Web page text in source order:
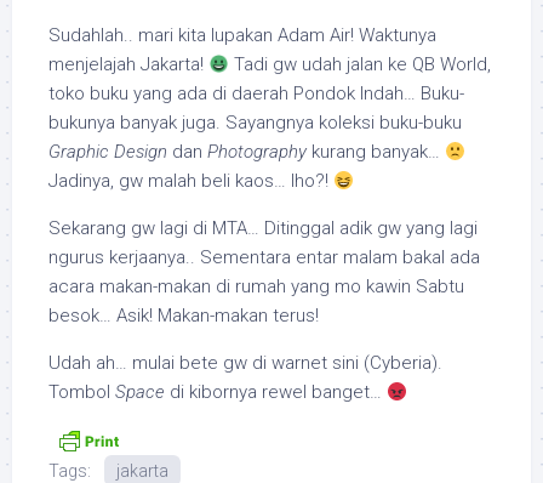
Sudahlah.. mari kita lupakan Adam Air! Waktunya
menjelajah Jakarta!
Tadi gw udah jalan ke QB World,
toko buku yang ada di daerah Pondok Indah… Buku-
bukunya banyak juga. Sayangnya koleksi buku-buku
Graphic Design dan Photography kurang banyak…
Jadinya, gw malah beli kaos… lho?!
Sekarang gw lagi di MTA… Ditinggal adik gw yang lagi
ngurus kerjaanya.. Sementara entar malam bakal ada
acara makan-makan di rumah yang mo kawin Sabtu
besok… Asik! Makan-makan terus!
Udah ah… mulai bete gw di warnet sini (Cyberia).
Tombol Space di kibornya rewel banget…
Tags: jakarta